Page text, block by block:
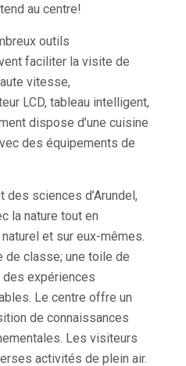
au centre!
outils
faciliter la visite de
vitesse,
LCD, tableau intelligent,
dispose d’une cuisine
des équipements de
des sciences d’Arundel,
la nature tout en
et sur eux-mêmes.
de classe; une toile de
expériences
Le centre offre un
de connaissances
Les visiteurs
activités de plein air.